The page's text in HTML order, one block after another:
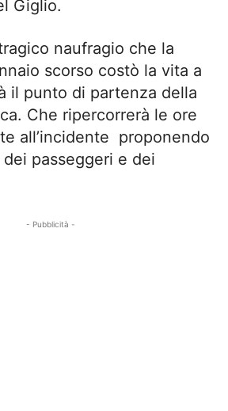
Giglio.
naufragio che la
scorso costò la vita a
il punto di partenza della
Che ripercorrerà le ore
all’incidente proponendo
passeggeri e dei
- Pubblicità -